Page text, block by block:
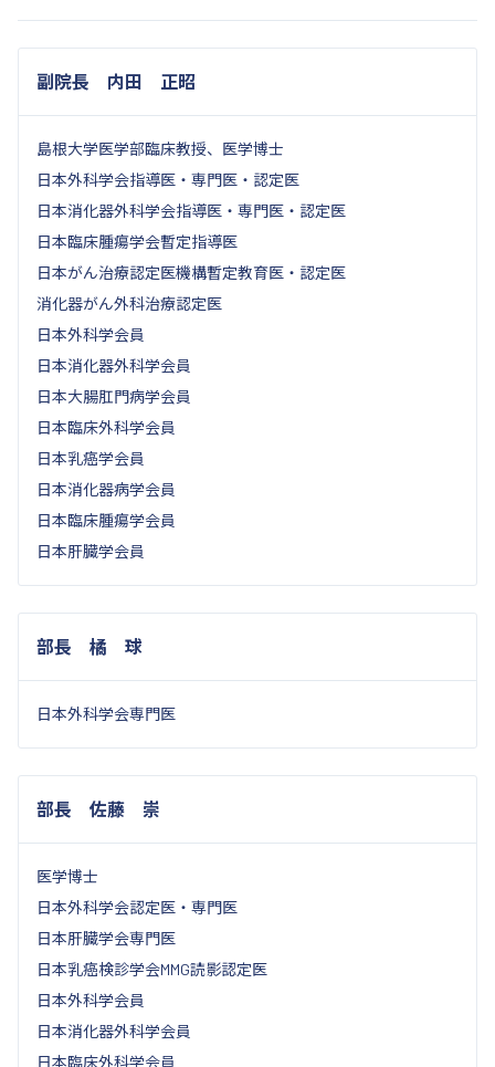
副院長 内田 正昭
島根大学医学部臨床教授、医学博士
日本外科学会指導医・専門医・認定医
日本消化器外科学会指導医・専門医・認定医
日本臨床腫瘍学会暫定指導医
日本がん治療認定医機構暫定教育医・認定医
消化器がん外科治療認定医
日本外科学会員
日本消化器外科学会員
日本大腸肛門病学会員
日本臨床外科学会員
日本乳癌学会員
日本消化器病学会員
日本臨床腫瘍学会員
日本肝臓学会員
部長 橘 球
日本外科学会専門医
部長 佐藤 崇
医学博士
日本外科学会認定医・専門医
日本肝臓学会専門医
日本乳癌検診学会MMG読影認定医
日本外科学会員
日本消化器外科学会員
日本臨床外科学会員